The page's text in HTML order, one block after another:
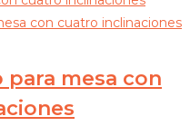
mesa con